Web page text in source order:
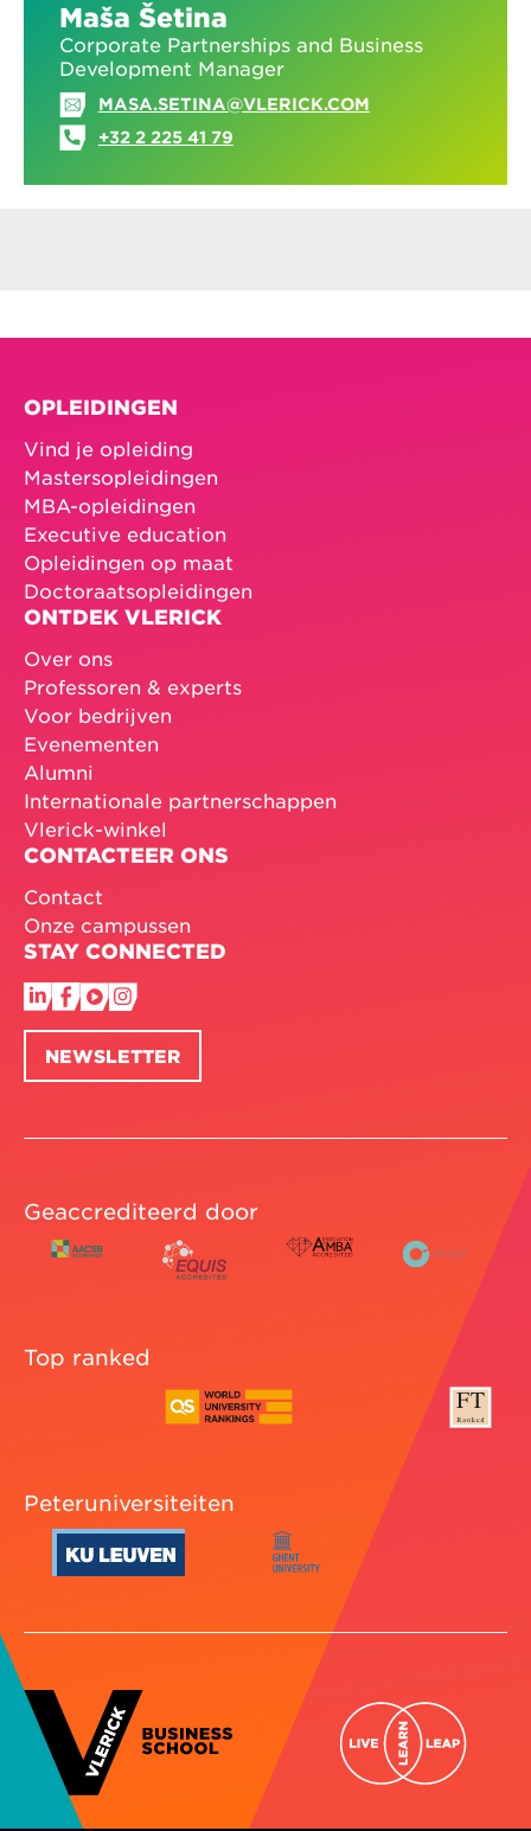
Maša Šetina
Corporate Partnerships and Business
Development Manager
MASA.SETINA@VLERICK.COM
+32 2 225 41 79
OPLEIDINGEN
Vind je opleiding
Mastersopleidingen
MBA-opleidingen
Executive education
Opleidingen op maat
Doctoraatsopleidingen
ONTDEK VLERICK
Over ons
Professoren & experts
Voor bedrijven
Evenementen
Alumni
Internationale partnerschappen
Vlerick-winkel
CONTACTEER ONS
Contact
Onze campussen
STAY CONNECTED
NEWSLETTER
Geaccrediteerd door
Top ranked
Peteruniversiteiten